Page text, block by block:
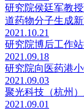
研究院侯廷军教授
道药物分子生成
2021.10.21
研究院博后工作
2021.09.18
研究院向医药港
2021.09.03
聚光科技（杭州
2021.09.01